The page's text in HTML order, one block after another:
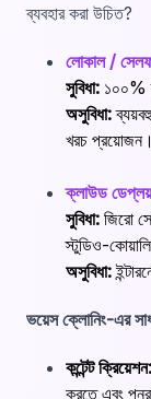
ব্যবহার করা উচিত?
লোকাল /
সুবিধা: ১০০%
অসুবিধা:
খরচ প্রয়োজন।
ক্লাউড
সুবিধা: জিরো
স্টুডিও-
অসুবিধা:
ভয়েস ক্লোনিং-এর
কন্টেন্ট ক্রিয়েশন:
করতে এবং